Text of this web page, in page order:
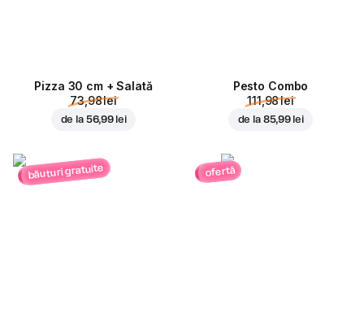
Pizza 30 cm + Salată
73,98 lei
de la 56,99 lei
Pesto Combo
111,98 lei
de la 85,99 lei
băuturi gratuite ofertă